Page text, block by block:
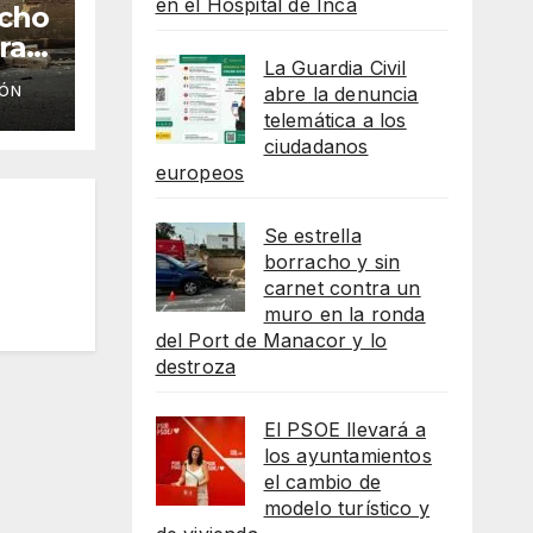
La Guardia Civil
abre la denuncia
telemática a los
ciudadanos
europeos
Se estrella
borracho y sin
carnet contra un
muro en la ronda
del Port de Manacor y lo
destroza
El PSOE llevará a
los ayuntamientos
el cambio de
modelo turístico y